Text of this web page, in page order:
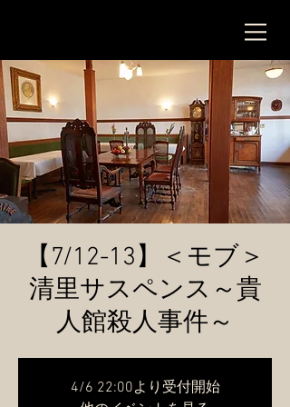
【7/12-13】＜モブ＞
清里サスペンス～貴
人館殺人事件～
4/6 22:00より受付開始